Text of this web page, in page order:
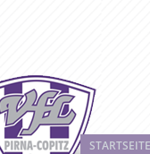
STARTSEITE